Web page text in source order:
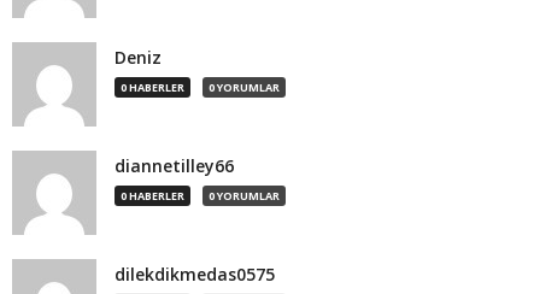
Deniz
0 HABERLER 0 YORUMLAR
diannetilley66
0 HABERLER 0 YORUMLAR
dilekdikmedas0575